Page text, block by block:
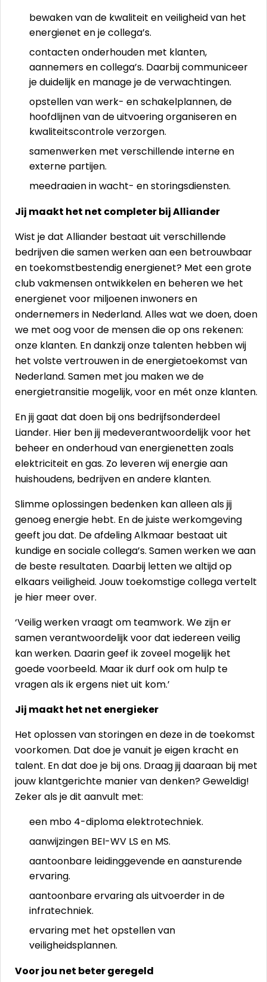
bewaken van de kwaliteit en veiligheid van het
energienet en je collega’s.
contacten onderhouden met klanten,
aannemers en collega’s. Daarbij communiceer
je duidelijk en manage je de verwachtingen.
opstellen van werk- en schakelplannen, de
hoofdlijnen van de uitvoering organiseren en
kwaliteitscontrole verzorgen.
samenwerken met verschillende interne en
externe partijen.
meedraaien in wacht- en storingsdiensten.
Jij maakt het net completer bij Alliander
Wist je dat Alliander bestaat uit verschillende
bedrijven die samen werken aan een betrouwbaar
en toekomstbestendig energienet? Met een grote
club vakmensen ontwikkelen en beheren we het
energienet voor miljoenen inwoners en
ondernemers in Nederland. Alles wat we doen, doen
we met oog voor de mensen die op ons rekenen:
onze klanten. En dankzij onze talenten hebben wij
het volste vertrouwen in de energietoekomst van
Nederland. Samen met jou maken we de
energietransitie mogelijk, voor en mét onze klanten.
En jij gaat dat doen bij ons bedrijfsonderdeel
Liander. Hier ben jij medeverantwoordelijk voor het
beheer en onderhoud van energienetten zoals
elektriciteit en gas. Zo leveren wij energie aan
huishoudens, bedrijven en andere klanten.
Slimme oplossingen bedenken kan alleen als jij
genoeg energie hebt. En de juiste werkomgeving
geeft jou dat. De afdeling Alkmaar bestaat uit
kundige en sociale collega’s. Samen werken we aan
de beste resultaten. Daarbij letten we altijd op
elkaars veiligheid. Jouw toekomstige collega vertelt
je hier meer over.
‘Veilig werken vraagt om teamwork. We zijn er
samen verantwoordelijk voor dat iedereen veilig
kan werken. Daarin geef ik zoveel mogelijk het
goede voorbeeld. Maar ik durf ook om hulp te
vragen als ik ergens niet uit kom.’
Jij maakt het net energieker
Het oplossen van storingen en deze in de toekomst
voorkomen. Dat doe je vanuit je eigen kracht en
talent. En dat doe je bij ons. Draag jij daaraan bij met
jouw klantgerichte manier van denken? Geweldig!
Zeker als je dit aanvult met:
een mbo 4-diploma elektrotechniek.
aanwijzingen BEI-WV LS en MS.
aantoonbare leidinggevende en aansturende
ervaring.
aantoonbare ervaring als uitvoerder in de
infratechniek.
ervaring met het opstellen van
veiligheidsplannen.
Voor jou net beter geregeld